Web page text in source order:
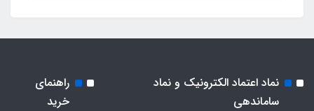
نماد اعتماد الکترونیک و نماد
ساماندهی
راهنمای
خرید